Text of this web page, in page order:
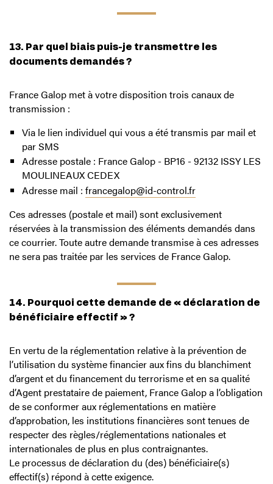
13. Par quel biais puis-je transmettre les
documents demandés ?
France Galop met à votre disposition trois canaux de
transmission :
Via le lien individuel qui vous a été transmis par mail et
par SMS
Adresse postale : France Galop - BP16 - 92132 ISSY LES
MOULINEAUX CEDEX
Adresse mail : francegalop@id-control.fr
Ces adresses (postale et mail) sont exclusivement
réservées à la transmission des éléments demandés dans
ce courrier. Toute autre demande transmise à ces adresses
ne sera pas traitée par les services de France Galop.
14. Pourquoi cette demande de « déclaration de
bénéficiaire effectif » ?
En vertu de la réglementation relative à la prévention de
l’utilisation du système financier aux fins du blanchiment
d’argent et du financement du terrorisme et en sa qualité
d’Agent prestataire de paiement, France Galop a l’obligation
de se conformer aux réglementations en matière
d’approbation, les institutions financières sont tenues de
respecter des règles/réglementations nationales et
internationales de plus en plus contraignantes.
Le processus de déclaration du (des) bénéficiaire(s)
effectif(s) répond à cette exigence.